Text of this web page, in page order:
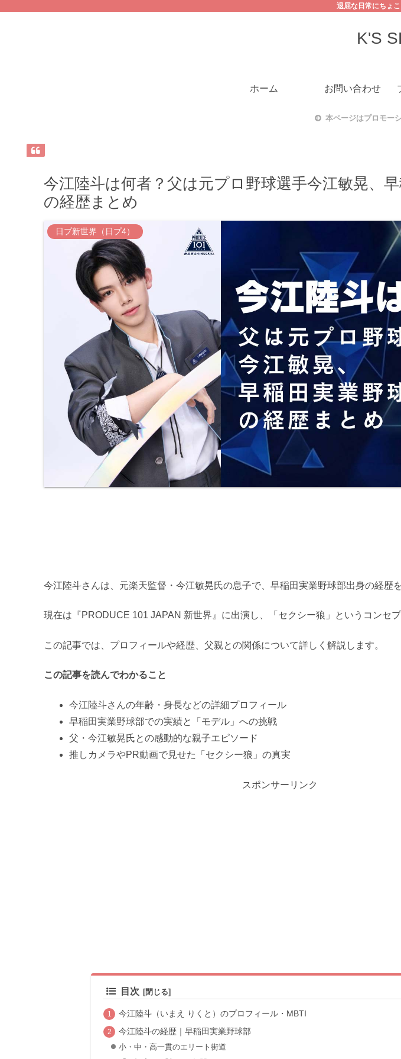
退屈な日常にちょこ
K'S
ホーム お問い合わせ
本ページはプロモー
今江陸斗は何者？父は元プロ野球選手今江敏晃、
の経歴まとめ
日プ新世界（日プ4）
今江陸斗さんは、元楽天監督・今江敏晃氏の息子で、早稲田実業野球部出身の経歴
現在は『PRODUCE 101 JAPAN 新世界』に出演し、「セクシー狼」というコンセ
この記事では、プロフィールや経歴、父親との関係について詳しく解説します。
この記事を読んでわかること
今江陸斗さんの年齢・身長などの詳細プロフィール
早稲田実業野球部での実績と「モデル」への挑戦
父・今江敏晃氏との感動的な親子エピソード
推しカメラやPR動画で見せた「セクシー狼」の真実
スポンサーリンク
目次
今江陸斗（いまえ りくと）のプロフィール・MBTI
今江陸斗の経歴｜早稲田実業野球部
小・中・高一貫のエリート街道